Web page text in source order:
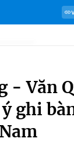
- Văn
ghi